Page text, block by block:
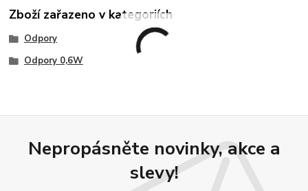
Zboží zařazeno v kategoriích
Odpory
Odpory 0,6W
Nepropásněte novinky, akce a
slevy!